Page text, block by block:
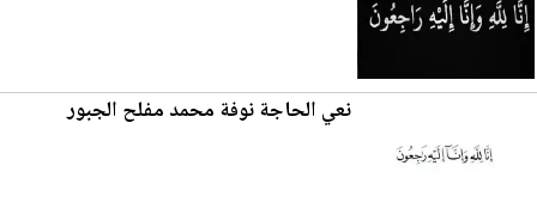
نعي الحاجة نوفة محمد مفلح الجبور